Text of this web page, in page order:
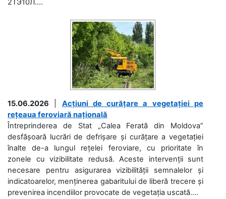
2ТЭ10Л....
15.06.2026
Acțiuni de curățare a vegetației pe
rețeaua feroviară națională
Întreprinderea de Stat „Calea Ferată din Moldova”
desfășoară lucrări de defrișare și curățare a vegetației
înalte de-a lungul rețelei feroviare, cu prioritate în
zonele cu vizibilitate redusă. Aceste intervenții sunt
necesare pentru asigurarea vizibilității semnalelor și
indicatoarelor, menținerea gabaritului de liberă trecere și
prevenirea incendiilor provocate de vegetația uscată....